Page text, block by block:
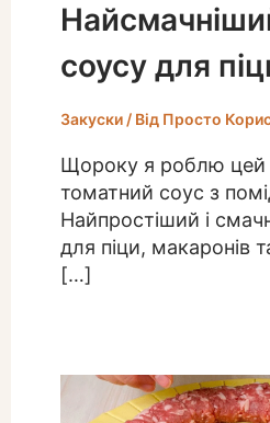
соусу для
Закуски/ Від Просто
Щороку я роблю цей
томатний соус з
Найпростіший і
для піци, макаронів
[…]